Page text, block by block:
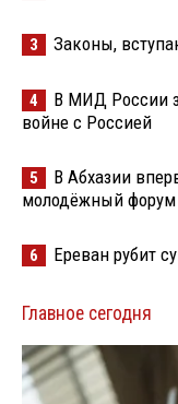
3 Законы,
4
В МИД России
войне с Россией
5
В Абхазии
молодёжный форум
6 Ереван рубит
Главное сегодня